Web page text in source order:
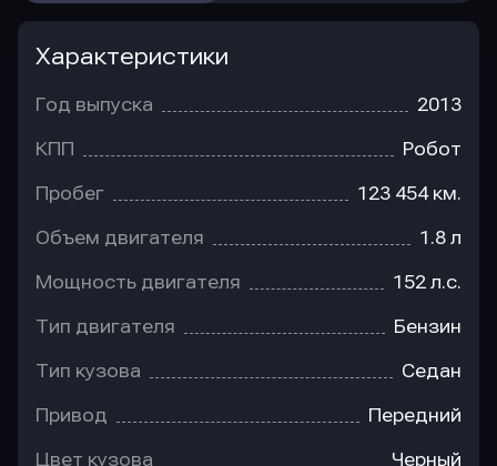
Характеристики
Год выпуска 2013
КПП Робот
Пробег 123 454 км.
Объем двигателя 1.8 л
Мощность двигателя 152 л.с.
Тип двигателя Бензин
Тип кузова Седан
Привод Передний
Цвет кузова Черный